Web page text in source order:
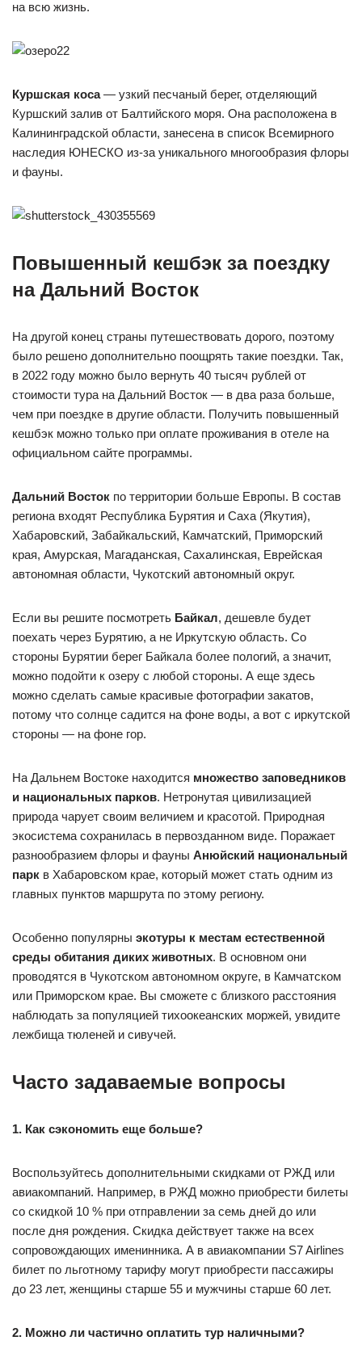
на всю жизнь.
Куршская коса— узкий песчаный берег, отделяющий
Куршский залив от Балтийского моря. Она расположена в
Калининградской области, занесена в список Всемирного
наследия ЮНЕСКО из-за уникального многообразия флоры
и фауны.
Повышенный кешбэк за поездку
на Дальний Восток
На другой конец страны путешествовать дорого, поэтому
было решено дополнительно поощрять такие поездки. Так,
в 2022 году можно было вернуть 40 тысяч рублей от
стоимости тура на Дальний Восток — в два раза больше,
чем при поездке в другие области. Получить повышенный
кешбэк можно только при оплате проживания в отеле на
официальном сайте программы.
Дальний Восток по территории больше Европы. В состав
региона входят Республика Бурятия и Саха (Якутия),
Хабаровский, Забайкальский, Камчатский, Приморский
края, Амурская, Магаданская, Сахалинская, Еврейская
автономная области, Чукотский автономный округ.
Если вы решите посмотреть Байкал, дешевле будет
поехать через Бурятию, а не Иркутскую область. Со
стороны Бурятии берег Байкала более пологий, а значит,
можно подойти к озеру с любой стороны. А еще здесь
можно сделать самые красивые фотографии закатов,
потому что солнце садится на фоне воды, а вот с иркутской
стороны — на фоне гор.
На Дальнем Востоке находится множество заповедников
и национальных парков. Нетронутая цивилизацией
природа чарует своим величием и красотой. Природная
экосистема сохранилась в первозданном виде. Поражает
разнообразием флоры и фауны Анюйский национальный
парк в Хабаровском крае, который может стать одним из
главных пунктов маршрута по этому региону.
Особенно популярны экотуры к местам естественной
среды обитания диких животных. В основном они
проводятся в Чукотском автономном округе, в Камчатском
или Приморском крае. Вы сможете с близкого расстояния
наблюдать за популяцией тихоокеанских моржей, увидите
лежбища тюленей и сивучей.
Часто задаваемые вопросы
1. Как сэкономить еще больше?
Воспользуйтесь дополнительными скидками от РЖД или
авиакомпаний. Например, в РЖД можно приобрести билеты
со скидкой 10 % при отправлении за семь дней до или
после дня рождения. Скидка действует также на всех
сопровождающих именинника. А в авиакомпании S7 Airlines
билет по льготному тарифу могут приобрести пассажиры
до 23 лет, женщины старше 55 и мужчины старше 60 лет.
2. Можно ли частично оплатить тур наличными?